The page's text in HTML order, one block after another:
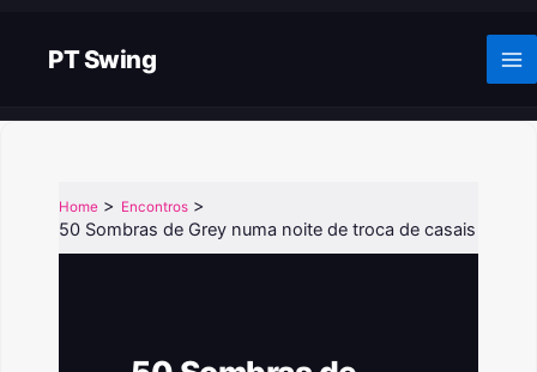
contentPT Swing
Home Encontros
50 Sombras de Grey numa noite de troca de casais